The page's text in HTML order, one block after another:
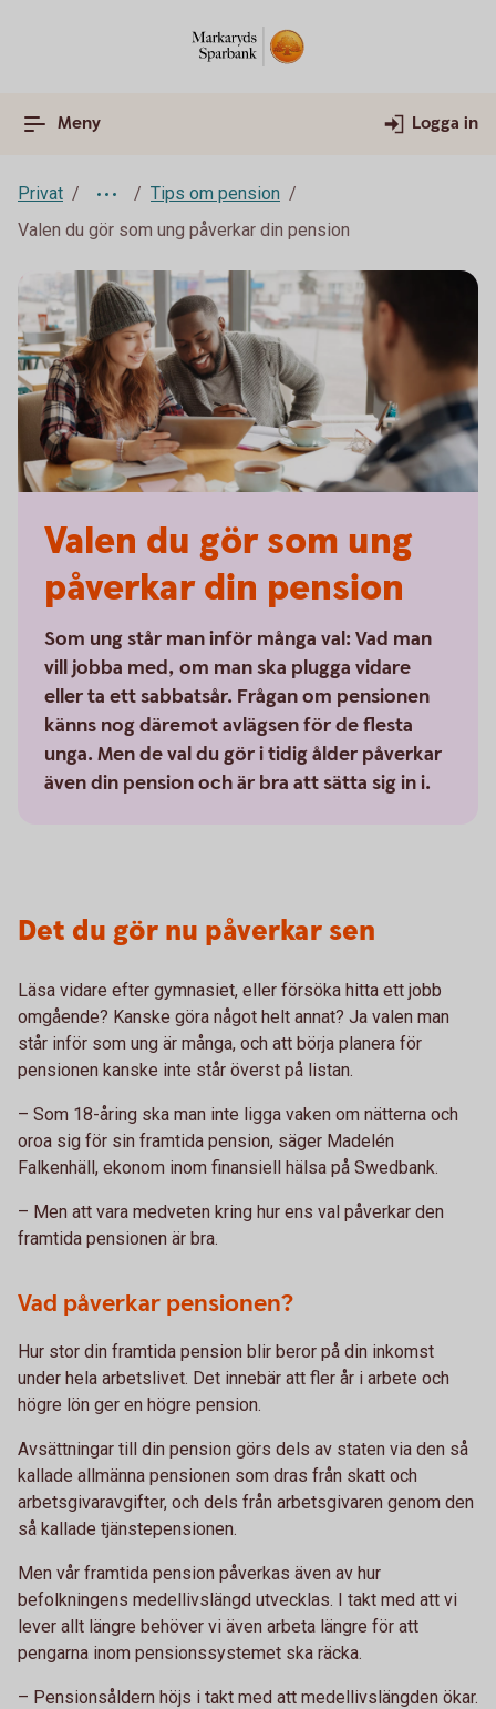
Meny Logga in
Privat
Tips om pension
Valen du gör som ung påverkar din pension
Valen du gör som ung
påverkar din pension
Som ung står man inför många val: Vad man
vill jobba med, om man ska plugga vidare
eller ta ett sabbatsår. Frågan om pensionen
känns nog däremot avlägsen för de flesta
unga. Men de val du gör i tidig ålder påverkar
även din pension och är bra att sätta sig in i.
Det du gör nu påverkar sen
Läsa vidare efter gymnasiet, eller försöka hitta ett jobb
omgående? Kanske göra något helt annat? Ja valen man
står inför som ung är många, och att börja planera för
pensionen kanske inte står överst på listan.
– Som 18-åring ska man inte ligga vaken om nätterna och
oroa sig för sin framtida pension, säger Madelén
Falkenhäll, ekonom inom finansiell hälsa på Swedbank.
– Men att vara medveten kring hur ens val påverkar den
framtida pensionen är bra.
Vad påverkar pensionen?
Hur stor din framtida pension blir beror på din inkomst
under hela arbetslivet. Det innebär att fler år i arbete och
högre lön ger en högre pension.
Avsättningar till din pension görs dels av staten via den så
kallade allmänna pensionen som dras från skatt och
arbetsgivaravgifter, och dels från arbetsgivaren genom den
så kallade tjänstepensionen.
Men vår framtida pension påverkas även av hur
befolkningens medellivslängd utvecklas. I takt med att vi
lever allt längre behöver vi även arbeta längre för att
pengarna inom pensionssystemet ska räcka.
– Pensionsåldern höjs i takt med att medellivslängden ökar.